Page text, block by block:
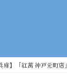
庫】「紅萬 神戸元町